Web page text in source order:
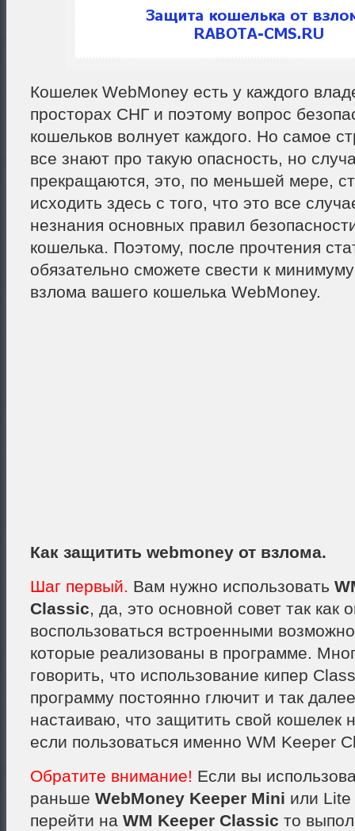
Кошелек WebMoney есть у каждого
просторах СНГ и поэтому вопрос
кошельков волнует каждого. Но самое
все знают про такую опасность, но
прекращаются, это, по меньшей мере,
исходить здесь с того, что это все
незнания основных правил
кошелька. Поэтому, после прочтения
обязательно сможете свести к
взлома вашего кошелька WebMoney.
Как защитить webmoney от взлома.
Шаг первый. Вам нужно использовать
Classic, да, это основной совет так как
воспользоваться встроенными
которые реализованы в программе.
говорить, что использование кипер
программу постоянно глючит и так
настаиваю, что защитить свой кошелек
если пользоваться именно WM Keeper
Обратите внимание! Если вы
раньше WebMoney Keeper Mini или
перейти на WM Keeper Classic то